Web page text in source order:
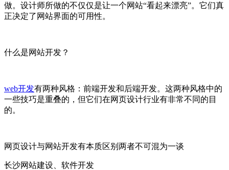
做。设计师所做的不仅仅是让一个网站“看起来漂亮”。它们真
正决定了网站界面的可用性。
什么是网站开发？
web开发有两种风格：前端开发和后端开发。这两种风格中的
一些技巧是重叠的，但它们在网页设计行业有非常不同的目
的。
网页设计与网站开发有本质区别两者不可混为一谈
长沙网站建设、软件开发